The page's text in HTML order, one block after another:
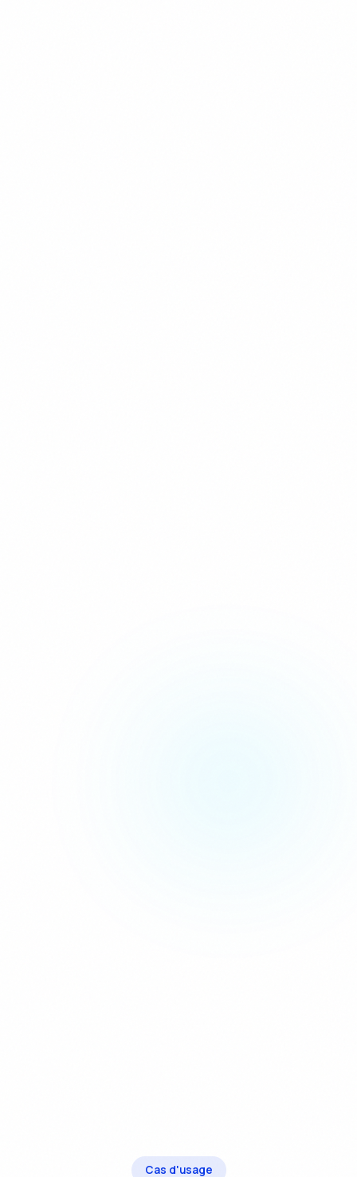
Cas d'usage